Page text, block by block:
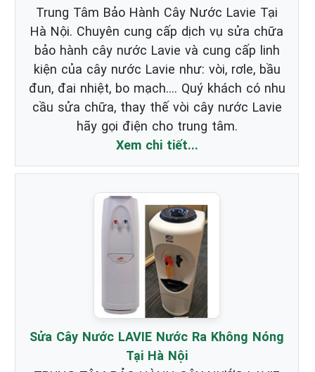
Trung Tâm Bảo Hành Cây Nước Lavie Tại
Hà Nội. Chuyên cung cấp dịch vụ sửa chữa
bảo hành cây nước Lavie và cung cấp linh
kiện của cây nước Lavie như: vòi, rơle, bầu
đun, đai nhiệt, bo mạch…. Quý khách có nhu
cầu sửa chữa, thay thế vòi cây nước Lavie
hãy gọi điện cho trung tâm.
Xem chi tiết...
Sửa Cây Nước LAVIE Nước Ra Không Nóng
Tại Hà Nội